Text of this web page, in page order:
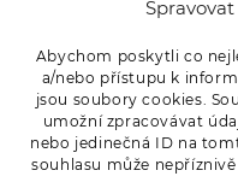
Spravovat
Abychom poskytli co
a/nebo přístupu k
jsou soubory cookies.
umožní zpracovávat
nebo jedinečná ID na
souhlasu může
447.7
KČ
Skladem
205